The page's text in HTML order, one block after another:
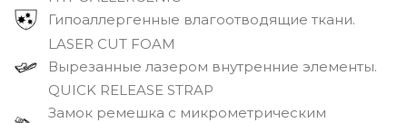
Гипоаллергенные влагоотводящие ткани.
LASER CUT FOAM
Вырезанные лазером внутренние элементы.
QUICK RELEASE STRAP
Замок ремешка с микрометрическим